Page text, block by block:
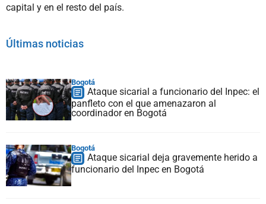
capital y en el resto del país.
Últimas noticias
Bogotá
Ataque sicarial a funcionario del Inpec: el
panfleto con el que amenazaron al
coordinador en Bogotá
Bogotá
Ataque sicarial deja gravemente herido a
funcionario del Inpec en Bogotá